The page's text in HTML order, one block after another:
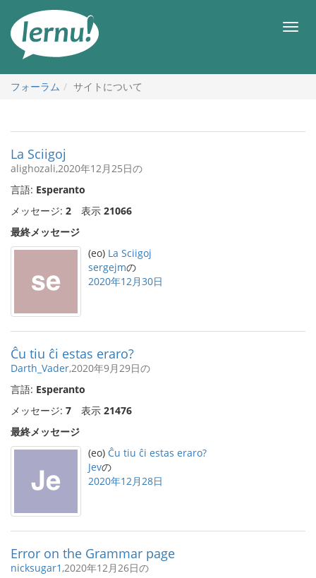
メ
フォーラム
サイトについて
La Sciigoj
alighozali,2020年12月25日の
言語: Esperanto
メッセージ: 2 表示 21066
最終メッセージ
(eo) La Sciigoj
sergejmの
2020年12月30日
Ĉu tiu ĉi estas eraro?
Darth_Vader,2020年9月29日の
言語: Esperanto
メッセージ: 7 表示 21476
最終メッセージ
(eo) Ĉu tiu ĉi estas eraro?
Jevの
2020年12月28日
Error on the Grammar page
nicksugar1 ,2020年12月26日の